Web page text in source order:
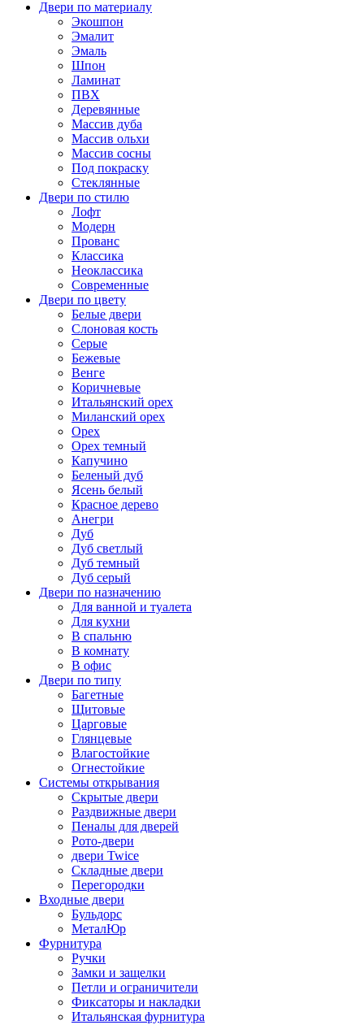
Двери по материалу
Экошпон
Эмалит
Эмаль
Шпон
Ламинат
ПВХ
Деревянные
Массив дуба
Массив ольхи
Массив сосны
Под покраску
Стеклянные
Двери по стилю
Лофт
Модерн
Прованс
Классика
Неоклассика
Современные
Двери по цвету
Белые двери
Слоновая кость
Серые
Бежевые
Венге
Коричневые
Итальянский орех
Миланский орех
Орех
Орех темный
Капучино
Беленый дуб
Ясень белый
Красное дерево
Анегри
Дуб
Дуб светлый
Дуб темный
Дуб серый
Двери по назначению
Для ванной и туалета
Для кухни
В спальню
В комнату
В офис
Двери по типу
Багетные
Щитовые
Царговые
Глянцевые
Влагостойкие
Огнестойкие
Системы открывания
Скрытые двери
Раздвижные двери
Пеналы для дверей
Рото-двери
двери Twice
Складные двери
Перегородки
Входные двери
Бульдорс
МеталЮр
Фурнитура
Ручки
Замки и защелки
Петли и ограничители
Фиксаторы и накладки
Итальянская фурнитура